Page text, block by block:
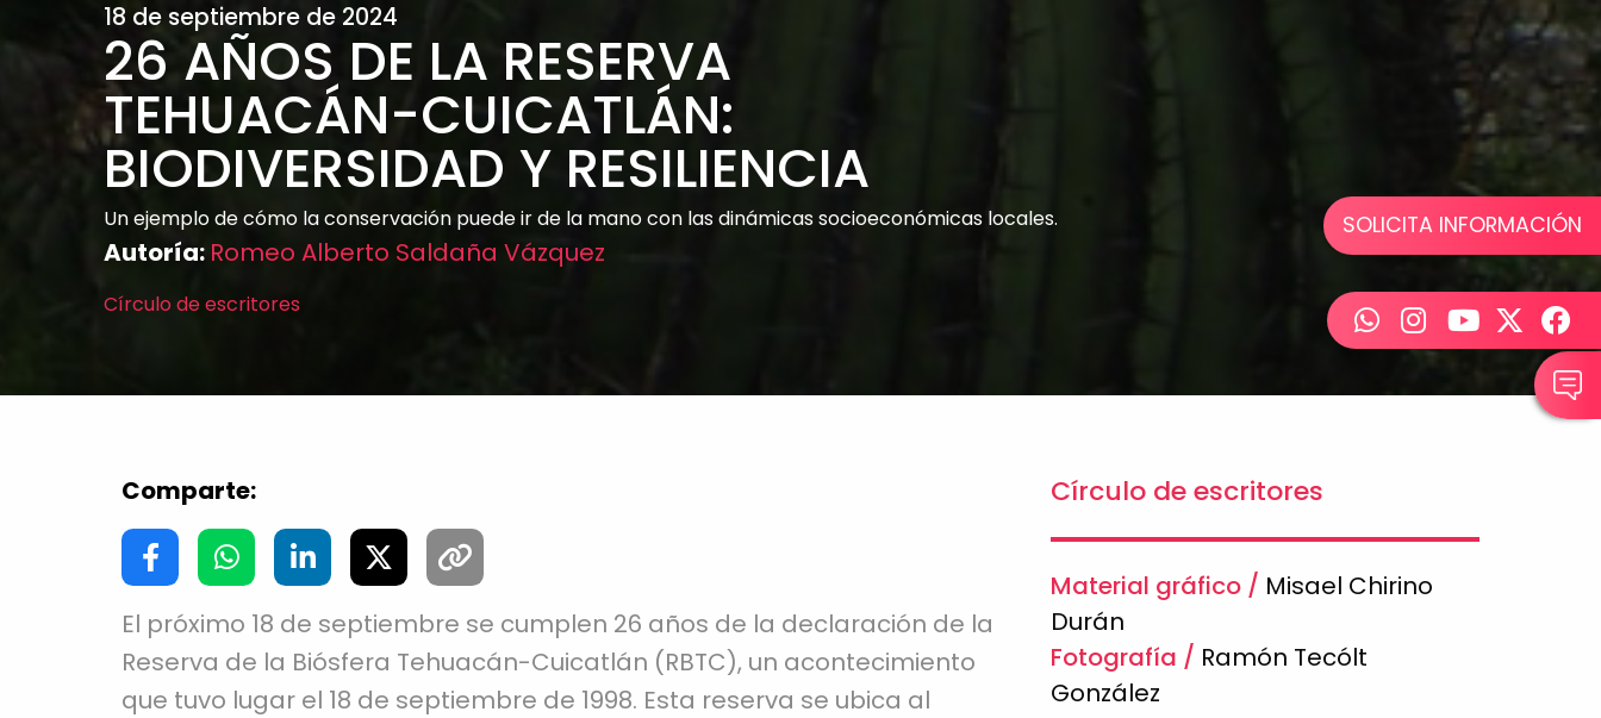
18 de septiembre de 2024
26 AÑOS DE LA RESERVA
TEHUACÁN-CUICATLÁN:
BIODIVERSIDAD Y RESILIENCIA
Un ejemplo de cómo la conservación puede ir de la mano con las dinámicas socioeconómicas locales.
Autoría: Romeo Alberto Saldaña Vázquez
Círculo de escritores
Comparte:
El próximo 18 de septiembre se cumplen 26 años de la declaración de la
Reserva de la Biósfera Tehuacán-Cuicatlán (RBTC), un acontecimiento
que tuvo lugar el 18 de septiembre de 1998. Esta reserva se ubica al
Círculo de escritores
Material gráfico
Misael Chirino
Durán
Fotografía
Ramón Tecólt
González
SOLICITA INFORMACIÓN